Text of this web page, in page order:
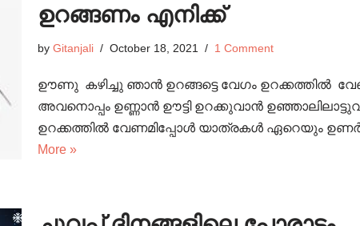
ഉറങ്ങണം എനിക്ക്
by Gitanjali October 18, 2021 1 Comment
ഊണു കഴിച്ചു ഞാൻ ഉറങ്ങട്ടെ വേഗം ഉറക്കത്തിൽ
അവനൊപ്പം ഉണ്ണാൻ ഊട്ടി ഉറക്കുവാൻ
ഉറക്കത്തിൽ വേണമിപ്പോൾ യാത്രകൾ ഏറെയും
More »